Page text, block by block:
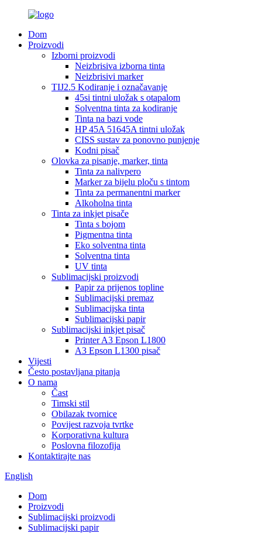
Dom
Proizvodi
Izborni proizvodi
Neizbrisiva izborna tinta
Neizbrisivi marker
TIJ2.5 Kodiranje i označavanje
45si tintni uložak s otapalom
Solventna tinta za kodiranje
Tinta na bazi vode
HP 45A 51645A tintni uložak
CISS sustav za ponovno punjenje
Kodni pisač
Olovka za pisanje, marker, tinta
Tinta za nalivpero
Marker za bijelu ploču s tintom
Tinta za permanentni marker
Alkoholna tinta
Tinta za inkjet pisače
Tinta s bojom
Pigmentna tinta
Eko solventna tinta
Solventna tinta
UV tinta
Sublimacijski proizvodi
Papir za prijenos topline
Sublimacijski premaz
Sublimacijska tinta
Sublimacijski papir
Sublimacijski inkjet pisač
Printer A3 Epson L1800
A3 Epson L1300 pisač
Vijesti
Često postavljana pitanja
O nama
Čast
Timski stil
Obilazak tvornice
Povijest razvoja tvrtke
Korporativna kultura
Poslovna filozofija
Kontaktirajte nas
English
Dom
Proizvodi
Sublimacijski proizvodi
Sublimacijski papir